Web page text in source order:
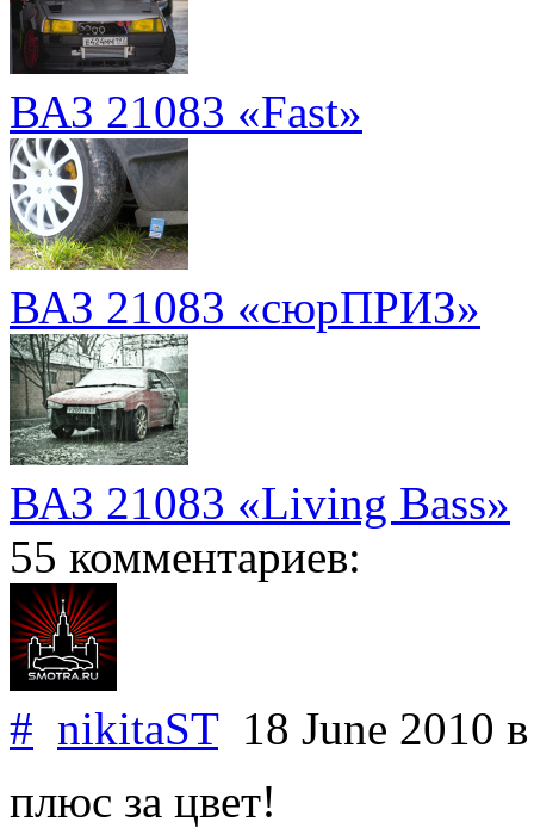
ВАЗ 21083 «Fast»
ВАЗ 21083 «сюрПРИЗ»
ВАЗ 21083 «Living Bass»
55 комментариев:
# nikitaST18 June 2010
плюс за цвет!